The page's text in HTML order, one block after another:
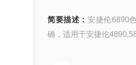
简要描述： 安捷伦6890
确，适用于安捷伦